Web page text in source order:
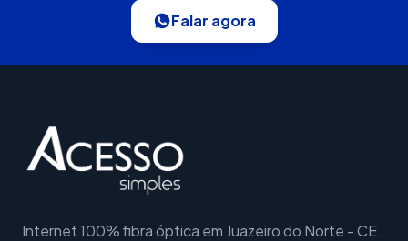
Falar agora
Internet 100% fibra óptica em Juazeiro do Norte - CE.